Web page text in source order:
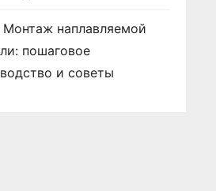
Монтаж наплавляемой
пошаговое
и советы